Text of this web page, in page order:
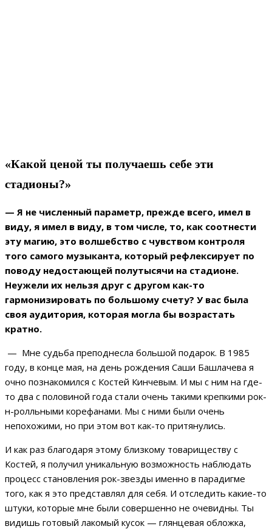
«Какой ценой ты получаешь себе эти
стадионы?»
— Я не численный параметр, прежде всего, имел в
виду, я имел в виду, в том числе, то, как соотнести
эту магию, это волшебство с чувством контроля
того самого музыканта, который рефлексирует по
поводу недостающей полутысячи на стадионе.
Неужели их нельзя друг с другом как-то
гармонизировать по большому счету? У вас была
своя аудитория, которая могла бы возрастать
кратно.
— Мне судьба преподнесла большой подарок. В 1985
году, в конце мая, на день рождения Саши Башлачева я
очно познакомился с Костей Кинчевым. И мы с ним на где-
то два с половиной года стали очень такими крепкими рок-
н-ролльными корефанами. Мы с ними были очень
непохожими, но при этом вот как-то притянулись.
И как раз благодаря этому близкому товариществу с
Костей, я получил уникальную возможность наблюдать
процесс становления рок-звезды именно в парадигме
того, как я это представлял для себя. И отследить какие-то
штуки, которые мне были совершенно не очевидны. Ты
видишь готовый лакомый кусок — глянцевая обложка,